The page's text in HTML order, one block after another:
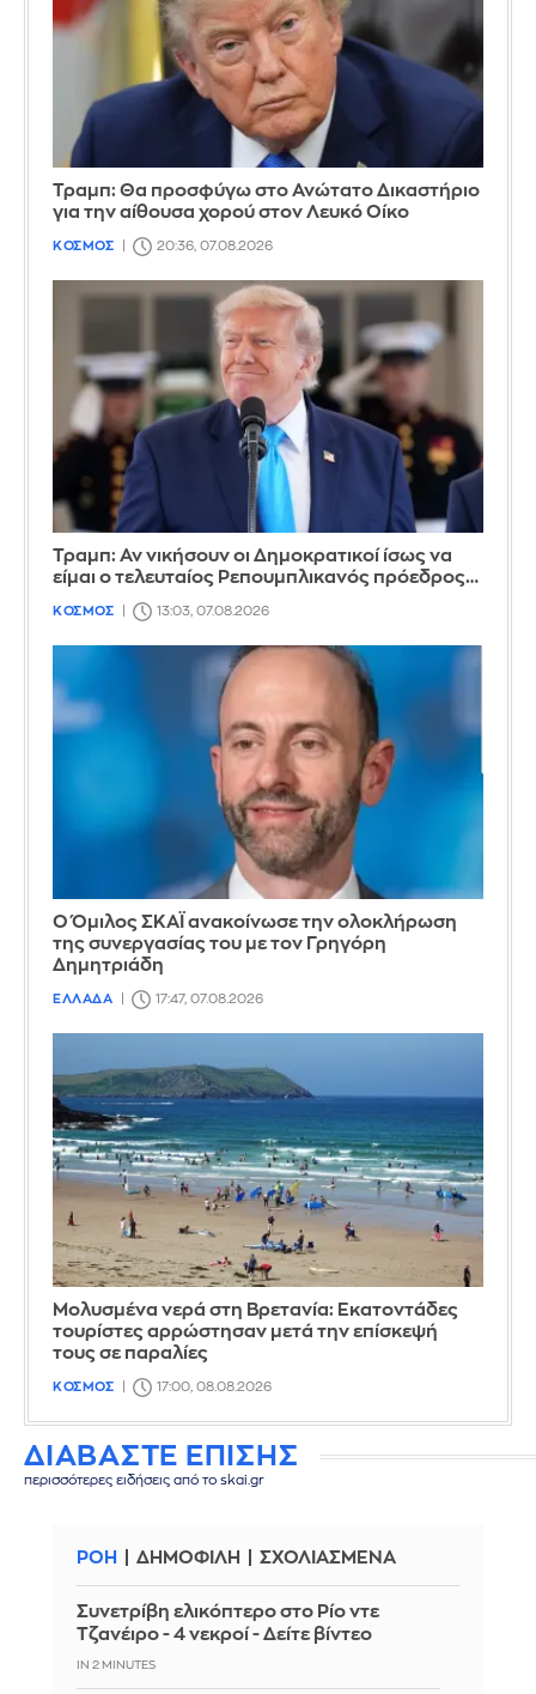
Τραμπ: Θα προσφύγω στο Ανώτατο Δικαστήριο
για την αίθουσα χορού στον Λευκό Οίκο
ΚΟΣΜΟΣ 20:36, 07.08.2026
Τραμπ: Αν νικήσουν οι Δημοκρατικοί ίσως να
είμαι ο τελευταίος Ρεπουμπλικανός πρόεδρος…
ΚΟΣΜΟΣ 13:03, 07.08.2026
Ο Όμιλος ΣΚΑΪ ανακοίνωσε την ολοκλήρωση
της συνεργασίας του με τον Γρηγόρη
Δημητριάδη
ΕΛΛΑΔΑ 17:47, 07.08.2026
Μολυσμένα νερά στη Βρετανία: Εκατοντάδες
τουρίστες αρρώστησαν μετά την επίσκεψή
τους σε παραλίες
ΚΟΣΜΟΣ 17:00, 08.08.2026
ΔΙΑΒΑΣΤΕ ΕΠΙΣΗΣ
περισσότερες ειδήσεις από το skai.gr
ΡΟΗ ΔΗΜΟΦΙΛΗ ΣΧΟΛΙΑΣΜΕΝΑ
Συνετρίβη ελικόπτερο στο Ρίο ντε
Τζανέιρο - 4 νεκροί - Δείτε βίντεο
IN 2 MINUTES